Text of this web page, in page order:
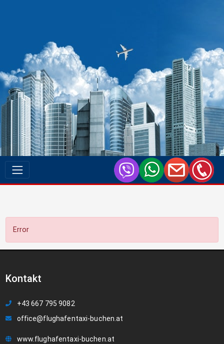
Error
Kontakt
+43 667 795 9082
office@flughafentaxi-buchen.at
www.flughafentaxi-buchen.at